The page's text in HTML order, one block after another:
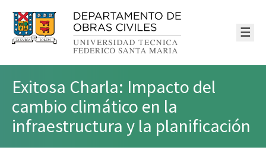
☰
Exitosa Charla: Impacto del
cambio climático en la
infraestructura y la planificación